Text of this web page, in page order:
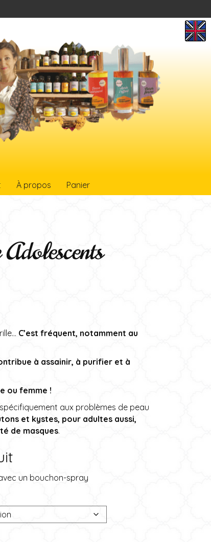
À propos Panier
C’est fréquent, notamment au
à assainir, à purifier et à
ou femme !
aux problèmes de peau
et kystes, pour adultes aussi,
de masques.
un bouchon-spray